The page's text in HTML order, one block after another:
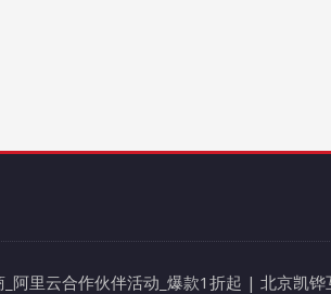
里云合作伙伴活动_爆款1折起 | 北京凯铧